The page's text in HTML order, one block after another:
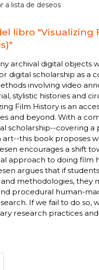
a lista de deseos
libro
archival digital objects
digital scholarship as a
involving video
stylistic histories and
Film History is an
and beyond. With a
scholarship--covering a
this book proposes
encourages a shift
approach to doing film
argues that if
methodologies, they
procedural human-
If we fail to do so,
research practices